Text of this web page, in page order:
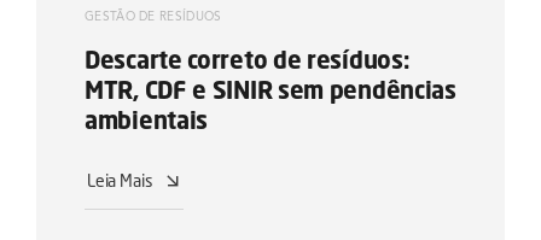
GESTÃO DE RESÍDUOS
Descarte correto de resíduos:
MTR, CDF e SINIR sem pendências
ambientais
Leia Mais